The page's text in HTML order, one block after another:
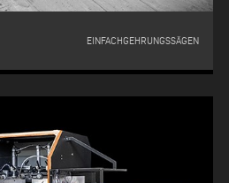
EINFACHGEHRUNGSSÄGEN